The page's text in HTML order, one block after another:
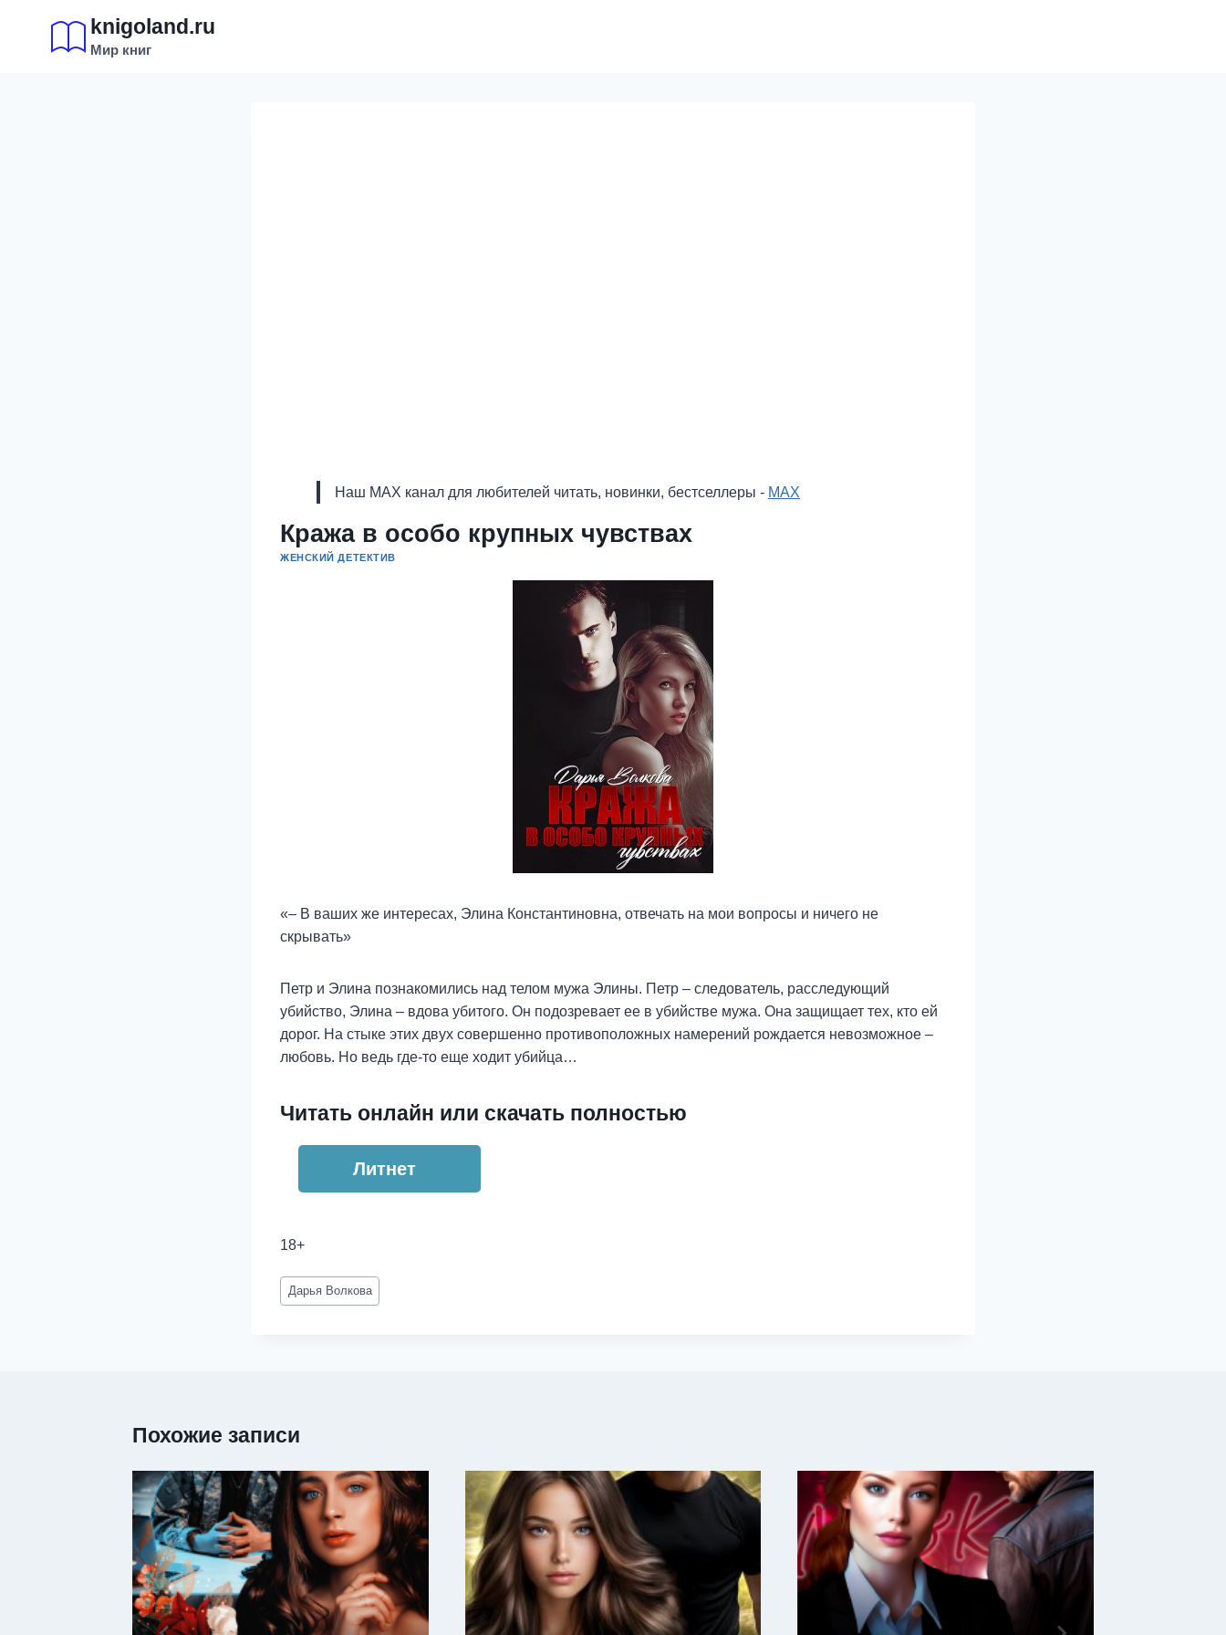
содержимому
knigoland.ru
Мир книг
Наш MAX канал для любителей читать, новинки, бестселлеры - MAX
Кража в особо крупных чувствах
ЖЕНСКИЙ ДЕТЕКТИВ
«– В ваших же интересах, Элина Константиновна, отвечать на мои вопросы и ничего не
скрывать»
Петр и Элина познакомились над телом мужа Элины. Петр – следователь, расследующий
убийство, Элина – вдова убитого. Он подозревает ее в убийстве мужа. Она защищает тех, кто ей
дорог. На стыке этих двух совершенно противоположных намерений рождается невозможное –
любовь. Но ведь где-то еще ходит убийца…
Читать онлайн или скачать полностью
Литнет
18+
Метки
записи:
Дарья Волкова
Похожие записи